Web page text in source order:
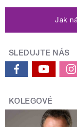
Jak
SLEDUJTE NÁS
KOLEGOVÉ